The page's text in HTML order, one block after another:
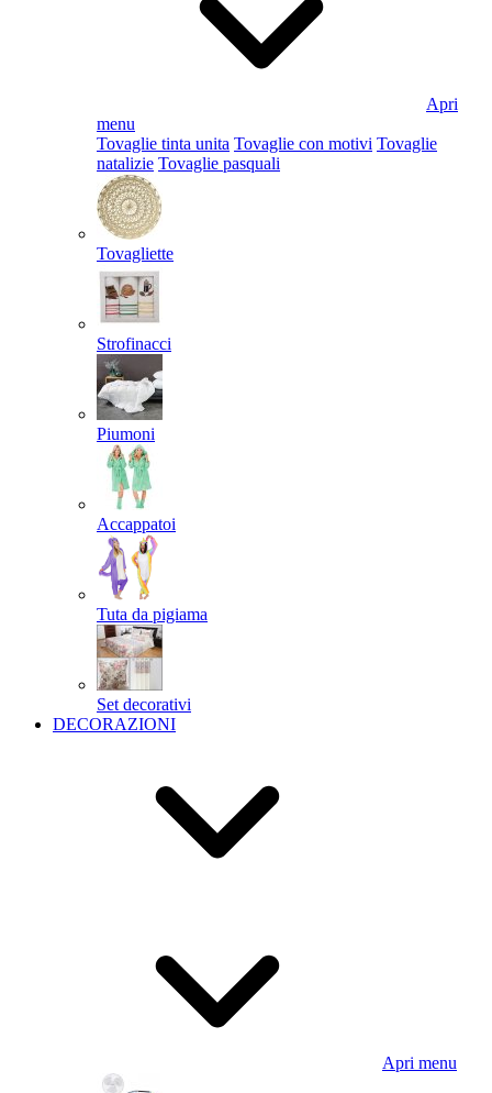
Apri
menu
Tovaglie tinta unita Tovaglie con motivi Tovaglie
natalizie Tovaglie pasquali
Tovagliette
Strofinacci
Piumoni
Accappatoi
Tuta da pigiama
Set decorativi
DECORAZIONI
Apri menu